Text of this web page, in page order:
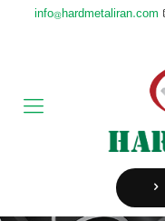
info@hardmetaliran.com